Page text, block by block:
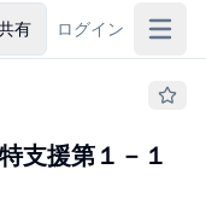
有 ログイン
支援第１－１